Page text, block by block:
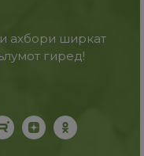
ахбори ширкат
гиред!